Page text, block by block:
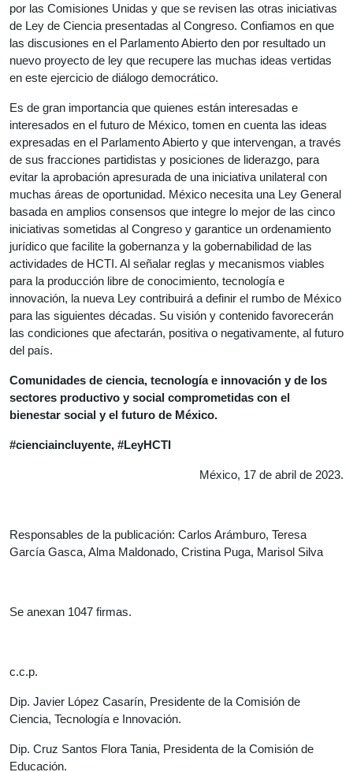
por las Comisiones Unidas y que se revisen las otras iniciativas
de Ley de Ciencia presentadas al Congreso. Confiamos en que
las discusiones en el Parlamento Abierto den por resultado un
nuevo proyecto de ley que recupere las muchas ideas vertidas
en este ejercicio de diálogo democrático.
Es de gran importancia que quienes están interesadas e
interesados en el futuro de México, tomen en cuenta las ideas
expresadas en el Parlamento Abierto y que intervengan, a través
de sus fracciones partidistas y posiciones de liderazgo, para
evitar la aprobación apresurada de una iniciativa unilateral con
muchas áreas de oportunidad. México necesita una Ley General
basada en amplios consensos que integre lo mejor de las cinco
iniciativas sometidas al Congreso y garantice un ordenamiento
jurídico que facilite la gobernanza y la gobernabilidad de las
actividades de HCTI. Al señalar reglas y mecanismos viables
para la producción libre de conocimiento, tecnología e
innovación, la nueva Ley contribuirá a definir el rumbo de México
para las siguientes décadas. Su visión y contenido favorecerán
las condiciones que afectarán, positiva o negativamente, al futuro
del país.
Comunidades de ciencia, tecnología e innovación y de los
sectores productivo y social comprometidas con el
bienestar social y el futuro de México.
#cienciaincluyente, #LeyHCTI
México, 17 de abril de 2023.
Responsables de la publicación: Carlos Arámburo, Teresa
García Gasca, Alma Maldonado, Cristina Puga, Marisol Silva
Se anexan 1047 firmas.
c.c.p.
Dip. Javier López Casarín, Presidente de la Comisión de
Ciencia, Tecnología e Innovación.
Dip. Cruz Santos Flora Tania, Presidenta de la Comisión de
Educación.